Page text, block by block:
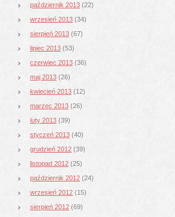
październik 2013 (22)
wrzesień 2013 (34)
sierpień 2013 (67)
lipiec 2013 (53)
czerwiec 2013 (36)
maj 2013 (26)
kwiecień 2013 (12)
marzec 2013 (26)
luty 2013 (39)
styczeń 2013 (40)
grudzień 2012 (39)
listopad 2012 (25)
październik 2012 (24)
wrzesień 2012 (15)
sierpień 2012 (69)